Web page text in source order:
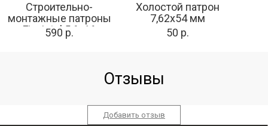
Строительно-
монтажные патроны
Fixpistol 5,6x16
(зеленые) 100 шт.
590 р.
Холостой патрон
7,62х54 мм
50 р.
Отзывы
Добавить отзыв